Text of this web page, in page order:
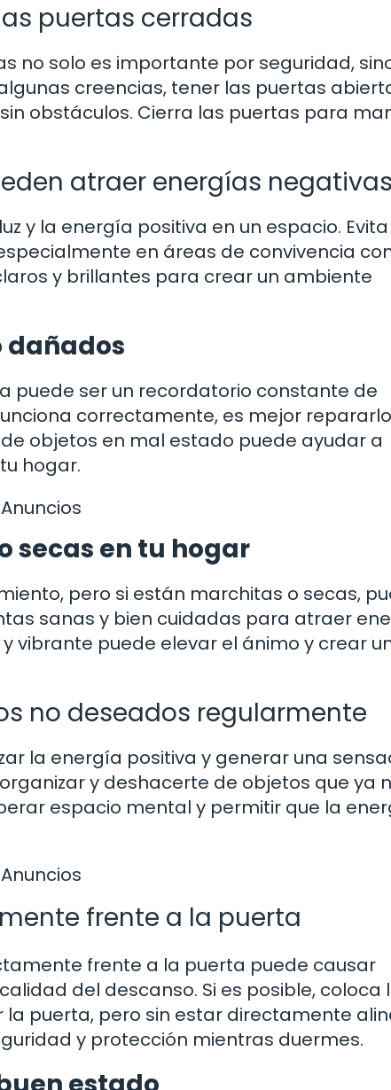
puertas cerradas
no solo es importante por seguridad,
creencias, tener las puertas
obstáculos. Cierra las puertas para
atraer energías negativas
y la energía positiva en un espacio. Evita
en áreas de convivencia
y brillantes para crear un ambiente
dañados
puede ser un recordatorio constante de
correctamente, es mejor
objetos en mal estado puede ayudar a
hogar.
Anuncios
secas en tu hogar
pero si están marchitas o secas,
sanas y bien cuidadas para atraer
vibrante puede elevar el ánimo y crear
no deseados regularmente
la energía positiva y generar una
y deshacerte de objetos que ya
espacio mental y permitir que la
Anuncios
frente a la puerta
frente a la puerta puede causar
del descanso. Si es posible, coloca
puerta, pero sin estar directamente
y protección mientras duermes.